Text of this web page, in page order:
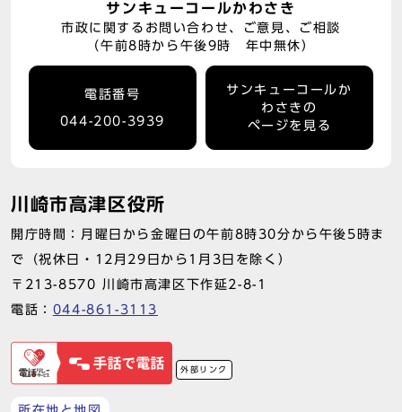
サンキューコールかわさき
市政に関するお問い合わせ、ご意見、ご相談
（午前8時から午後9時 年中無休）
電話番号
044-200-3939
サンキューコールか
わさきの
ページを見る
川崎市高津区役所
開庁時間：月曜日から金曜日の午前8時30分から午後5時ま
で（祝休日・12月29日から1月3日を除く）
〒213-8570 川崎市高津区下作延2-8-1
電話： 044-861-3113
外部リンク